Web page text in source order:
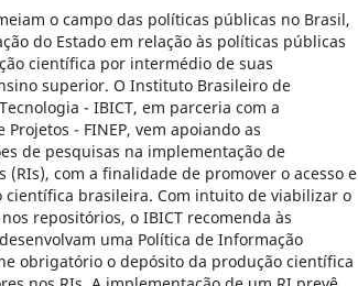
o campo das políticas públicas no Brasil,
do Estado em relação às políticas públicas
científica por intermédio de suas
superior. O Instituto Brasileiro de
- IBICT, em parceria com a
- FINEP, vem apoiando as
de pesquisas na implementação de
(RIs), com a finalidade de promover o acesso e
científica brasileira. Com intuito de viabilizar o
repositórios, o IBICT recomenda às
uma Política de Informação
obrigatório o depósito da produção científica